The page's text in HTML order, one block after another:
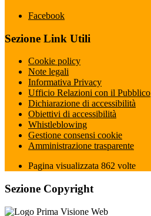
Facebook
Sezione Link Utili
Cookie policy
Note legali
Informativa Privacy
Ufficio Relazioni con il Pubblico
Dichiarazione di accessibilità
Obiettivi di accessibilità
Whistleblowing
Gestione consensi cookie
Amministrazione trasparente
Pagina visualizzata 862 volte
Sezione Copyright